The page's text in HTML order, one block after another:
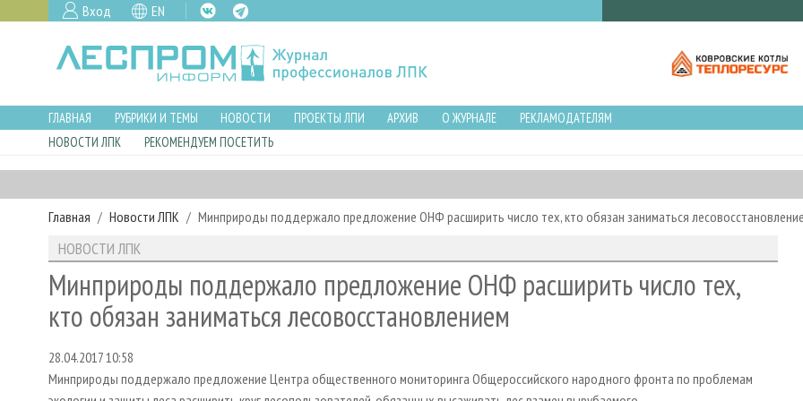
Вход EN
ГЛАВНАЯ РУБРИКИ И ТЕМЫ НОВОСТИ ПРОЕКТЫ ЛПИ АРХИВ О ЖУРНАЛЕ
РЕКЛАМОДАТЕЛЯМ
НОВОСТИ ЛПК
РЕКОМЕНДУЕМ ПОСЕТИТЬ
Главная Новости ЛПК Минприроды поддержало предложение ОНФ расширить число тех, кто обязан заниматься
НОВОСТИ ЛПК
Минприроды поддержало предложение ОНФ расширить число тех,
кто обязан заниматься лесовосстановлением
28.04.2017 10:58
Минприроды поддержало предложение Центра общественного мониторинга Общероссийского народного фронта по проблемам